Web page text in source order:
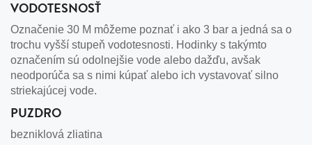
VODOTESNOSŤ
Označenie 30 M môžeme poznať i ako 3 bar a jedná sa o
trochu vyšší stupeň vodotesnosti. Hodinky s takýmto
označením sú odolnejšie vode alebo dažďu, avšak
neodporúča sa s nimi kúpať alebo ich vystavovať silno
striekajúcej vode.
PUZDRO
bezniklová zliatina